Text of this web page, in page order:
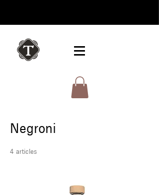
Negroni
4 articles